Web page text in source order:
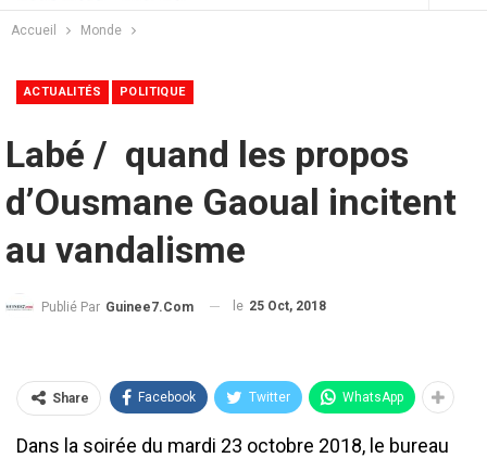
Accueil Monde
ACTUALITÉS POLITIQUE
Labé / quand les propos
d’Ousmane Gaoual incitent
au vandalisme
Publié Par Guinee7.com le 25 Oct, 2018
Share Facebook Twitter WhatsApp
Dans la soirée du mardi 23 octobre 2018, le bureau